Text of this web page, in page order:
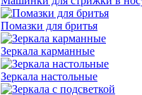
Помазки для бритья
Зеркала карманные
Зеркала настольные